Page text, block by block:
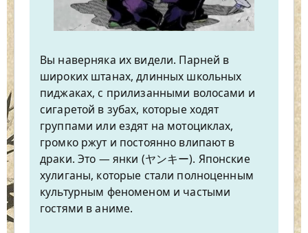
Вы наверняка их видели. Парней в
широких штанах, длинных школьных
пиджаках, с прилизанными волосами и
сигаретой в зубах, которые ходят
группами или ездят на мотоциклах,
громко ржут и постоянно влипают в
драки. Это — янки (ヤンキー). Японские
хулиганы, которые стали полноценным
культурным феноменом и частыми
гостями в аниме.